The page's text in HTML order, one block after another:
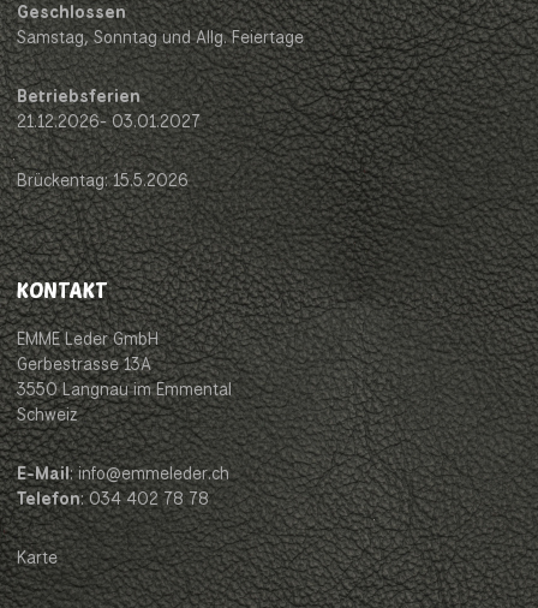
Geschlossen
Samstag, Sonntag und Allg. Feiertage
Betriebsferien
21.12.2026- 03.01.2027
Brückentag: 15.5.2026
KONTAKT
EMME Leder GmbH
Gerbestrasse 13A
3550 Langnau im Emmental
Schweiz
E-Mail: info@emmeleder.ch
Telefon: 034 402 78 78
Karte